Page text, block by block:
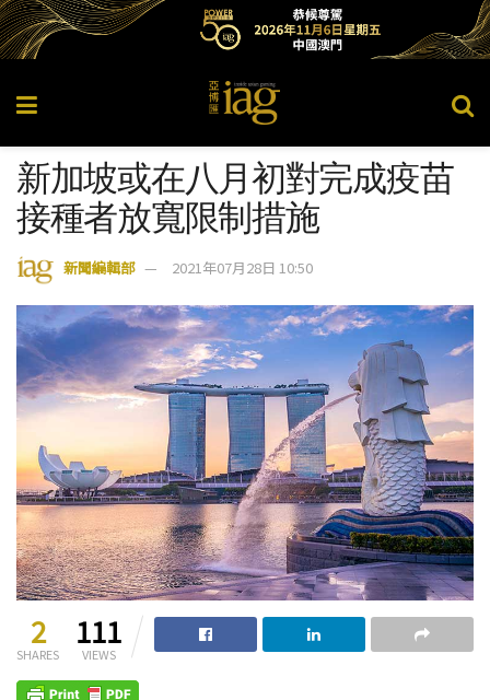
新加坡或在八月初對完成疫苗
接種者放寬限制措施
新聞編輯部 2021年07月28日 10:50
2
SHARES
111
VIEWS